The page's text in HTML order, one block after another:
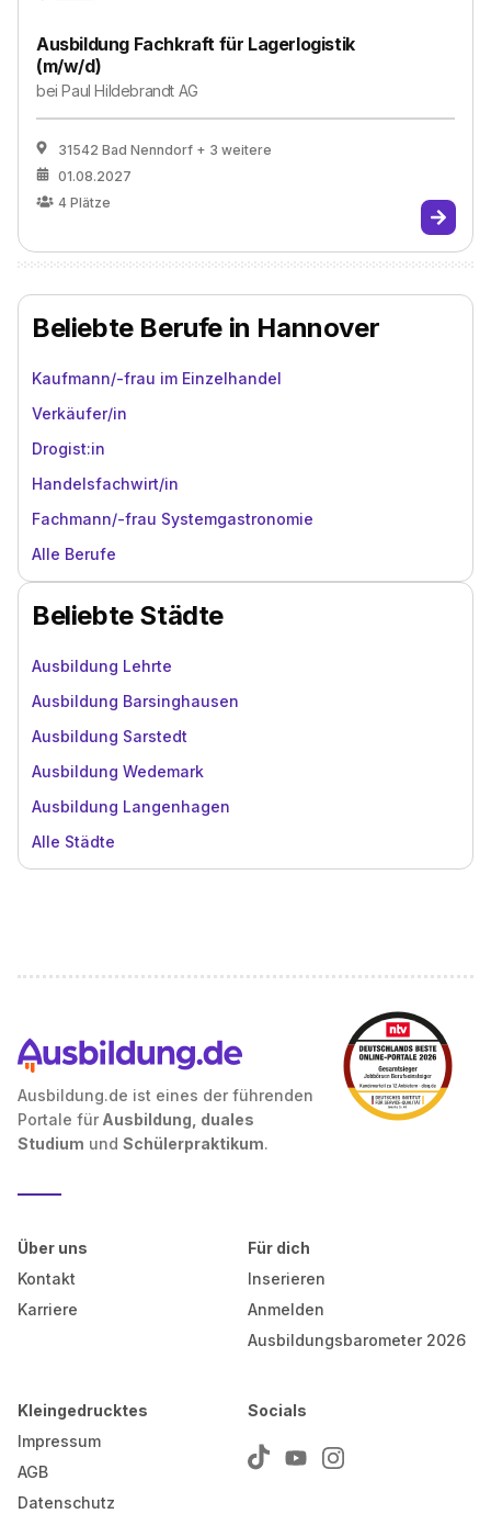
Ausbildung Fachkraft für Lagerlogistik
(m/w/d)
beiPaul Hildebrandt AG
31542 Bad Nenndorf + 3 weitere
01.08.2027
4 Plätze
Beliebte Berufe in Hannover
Kaufmann/-frau im Einzelhandel
Verkäufer/in
Drogist:in
Handelsfachwirt/in
Fachmann/-frau Systemgastronomie
Alle Berufe
Beliebte Städte
Ausbildung Lehrte
Ausbildung Barsinghausen
Ausbildung Sarstedt
Ausbildung Wedemark
Ausbildung Langenhagen
Alle Städte
Ausbildung.de ist eines der führenden
Portale für Ausbildung, duales
Studium und Schülerpraktikum.
Über uns
Kontakt
Karriere
Für dich
Inserieren
Anmelden
Ausbildungsbarometer 2026
Kleingedrucktes
Impressum
AGB
Datenschutz
Socials